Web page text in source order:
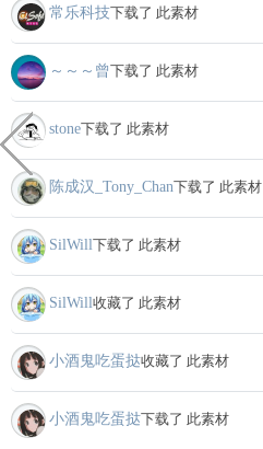
常乐科技下载了 此素材
～～～曾下载了 此素材
stone下载了 此素材
陈成汉_Tony_Chan下载了 此素材
SilWill下载了 此素材
SilWill收藏了 此素材
小酒鬼吃蛋挞收藏了 此素材
小酒鬼吃蛋挞下载了 此素材